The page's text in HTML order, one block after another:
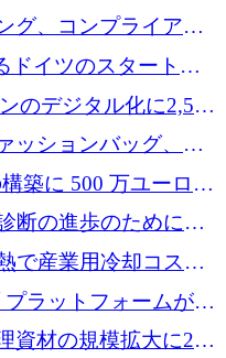
ルを調達
グ、コンプライアン
に 640 万ポンドを
ドイツのスタートア
達、シリコンバレ
選んだと語る
のデジタル化に2,500
ッションバッグ、繊
の資金調達
築に 500 万ユーロを
断の進歩のために
で産業用冷却コスト
ドルを調達
ラットフォームが
到達し、Whering が
資材の規模拡大に240